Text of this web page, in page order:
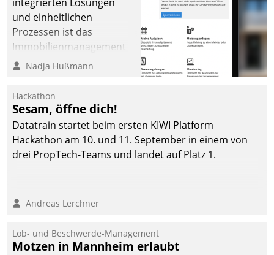
und einheitlichen
Prozessen ist das
Immobilienmanagement
der Bayerischen
Ressort Kapitalanlage für
künftige Aufgaben und
Herausforderungen
gerüstet.
Nadja Hußmann
Hackathon
Sesam, öffne dich!
Datatrain startet beim ersten KIWI Platform
Hackathon am 10. und 11. September in einem von
drei PropTech-Teams und landet auf Platz 1.
Andreas Lerchner
Lob- und Beschwerde-Management
Motzen in Mannheim erlaubt